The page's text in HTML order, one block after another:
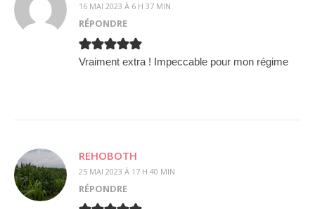
16 MAI 2023 À 6 H 37 MIN
RÉPONDRE
Vraiment extra ! Impeccable pour mon régime
REHOBOTH
25 MAI 2023 À 17 H 40 MIN
RÉPONDRE